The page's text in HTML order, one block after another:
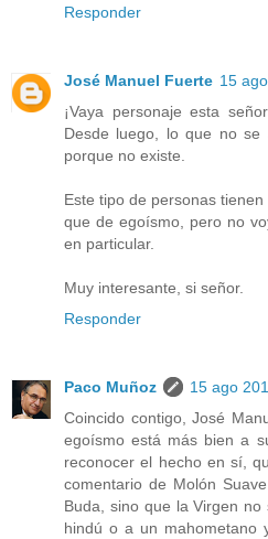
Responder
José Manuel Fuerte 15
¡Vaya personaje esta
Desde luego, lo que no
porque no existe.
Este tipo de personas
que de egoísmo, pero no
en particular.
Muy interesante, si señor.
Responder
Paco Muñoz
15 ago
Coincido contigo, José
egoísmo está más bien a
reconocer el hecho en sí,
comentario de Molón
Buda, sino que la Virgen
hindú o a un mahometano